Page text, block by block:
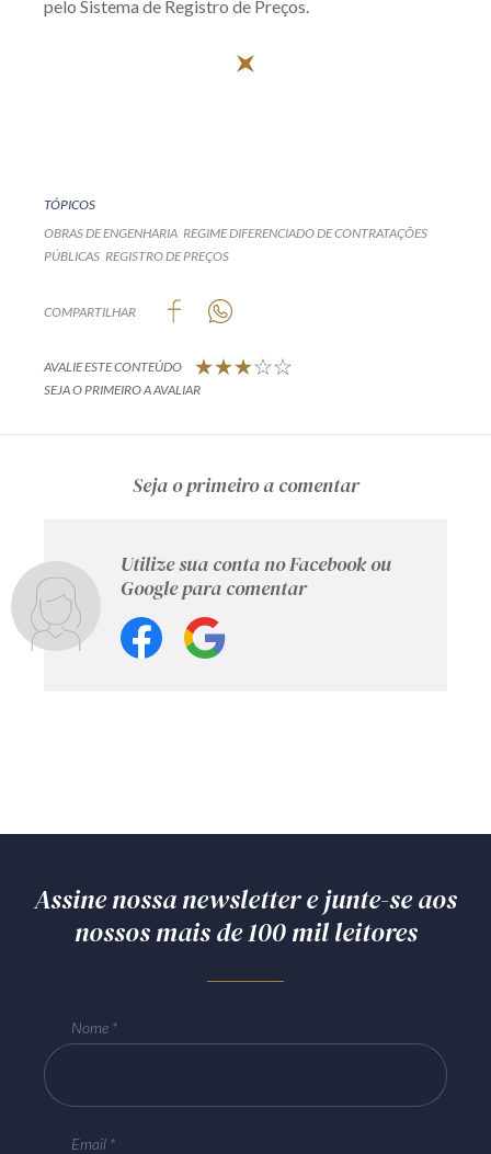
pelo Sistema de Registro de Preços.
TÓPICOS
OBRAS DE ENGENHARIA REGIME DIFERENCIADO DE CONTRATAÇÕES
PÚBLICAS REGISTRO DE PREÇOS
COMPARTILHAR
AVALIE ESTE CONTEÚDO
SEJA O PRIMEIRO A AVALIAR
Seja o primeiro a comentar
Utilize sua conta no Facebook ou
Google para comentar
Assine nossa newsletter e junte-se aos
nossos mais de 100 mil leitores
Nome
Email